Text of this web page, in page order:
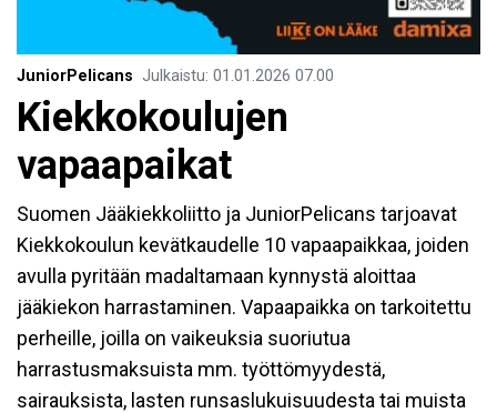
JuniorPelicans Julkaistu: 01.01.2026 07.00
Kiekkokoulujen
vapaapaikat
Suomen Jääkiekkoliitto ja JuniorPelicans tarjoavat
Kiekkokoulun kevätkaudelle 10 vapaapaikkaa, joiden
avulla pyritään madaltamaan kynnystä aloittaa
jääkiekon harrastaminen. Vapaapaikka on tarkoitettu
perheille, joilla on vaikeuksia suoriutua
harrastusmaksuista mm. työttömyydestä,
sairauksista, lasten runsaslukuisuudesta tai muista